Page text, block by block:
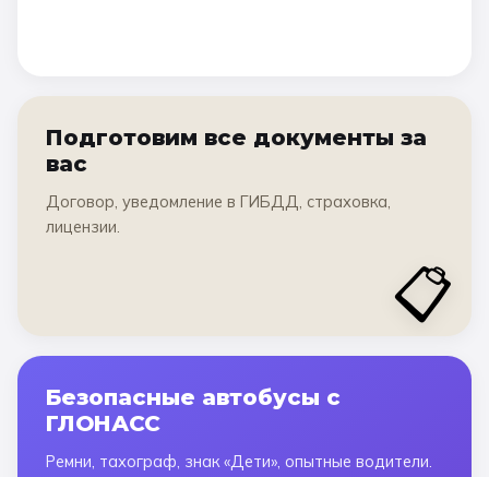
Подготовим все документы за
вас
Договор, уведомление в ГИБДД, страховка,
лицензии.
📋
Безопасные автобусы с
ГЛОНАСС
Ремни, тахограф, знак «Дети», опытные водители.